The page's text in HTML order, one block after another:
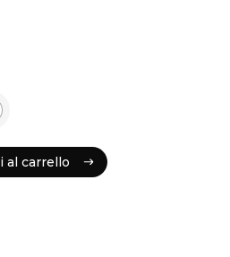
al carrello
al carrello